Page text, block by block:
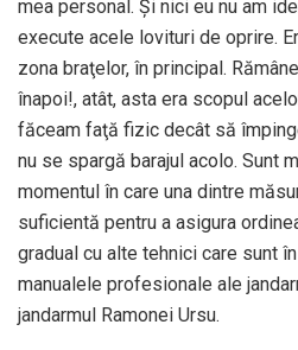
mea personal. Şi nici eu nu am
execute acele lovituri de oprire.
zona braţelor, în principal.
înapoi!, atât, asta era scopul
făceam faţă fizic decât să
nu se spargă barajul acolo. Sunt
momentul în care una dintre
suficientă pentru a asigura
gradual cu alte tehnici care sunt
manualele profesionale ale
jandarmul Ramonei Ursu.